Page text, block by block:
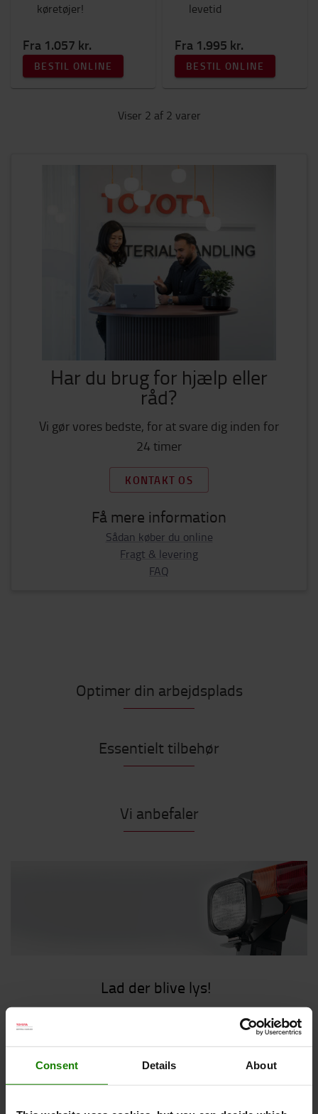
Consent Details About
Motortruck (IC)
Kategori
Kæder og bolte(2)
køretøjer!
Fra 1.057 kr.
BESTIL ONLINE
levetid
Fra 1.995 kr.
BESTIL ONLINE
Viser 2 af 2 varer
Har du brug for hjælp eller
råd?
Vi gør vores bedste, for at svare dig inden for
24 timer
KONTAKT OS
Få mere information
Sådan køber du online
Fragt & levering
FAQ
Optimer din arbejdsplads
Essentielt tilbehør
Vi anbefaler
Lad der blive lys!
der nu ingen grund til at køre rundt i mørket. Den rigtige
belysning øger sikkerheden på arbejdspladsen og gør det
hele lidt nemmere. Se og bliv set!
Læs mere om vores trucklys her